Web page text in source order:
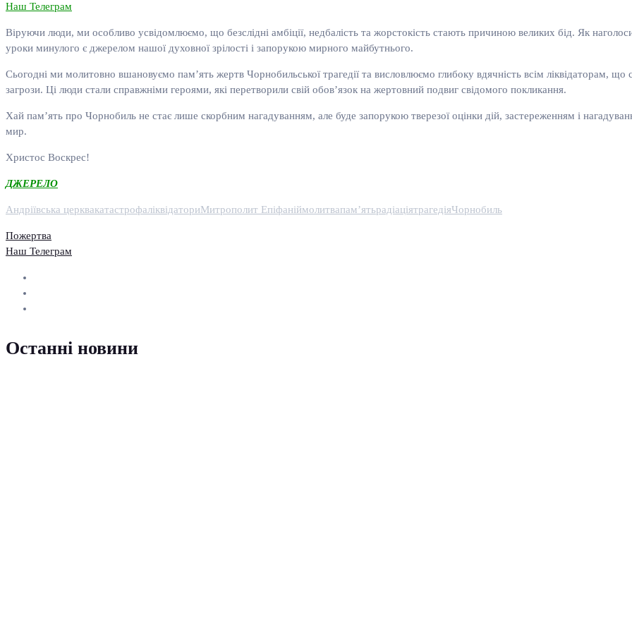
Наш Телеграм
Віруючи люди, ми особливо усвідомлюємо, що безслідні амбіції, недбалість та жорстокість стають причиною великих бід. Як
уроки минулого є джерелом нашої духовної зрілості і запорукою мирного майбутнього.
Сьогодні ми молитовно вшановуємо пам’ять жертв Чорнобильської трагедії та висловлюємо глибоку вдячність всім ліквідаторам, що
загрози. Ці люди стали справжніми героями, які перетворили свій обов’язок на жертовний подвиг свідомого покликання.
Хай пам’ять про Чорнобиль не стає лише скорбним нагадуванням, але буде запорукою тверезої оцінки дій, застереженням і
мир.
Христос Воскрес!
ДЖЕРЕЛО
Андріївська церквакатастрофаліквідаториМитрополит Епіфаніймолитвапам’ятьрадіаціятрагедіяЧорнобиль
Пожертва
Наш Телеграм
Останні новини